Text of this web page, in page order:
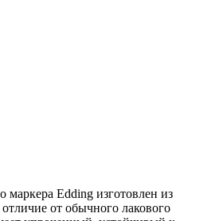
Edding изготовлен из
от обычного лакового